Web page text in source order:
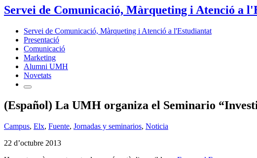
Servei de Comunicació, Màrqueting i Atenció a
Servei de Comunicació, Màrqueting i Atenció a l'Estudiantat
Presentació
Comunicació
Marketing
Alumni UMH
Novetats
(Español) La UMH organiza el Seminario
Campus, Elx, Fuente, Jornadas y seminarios, Noticia
22 d’octubre 2013